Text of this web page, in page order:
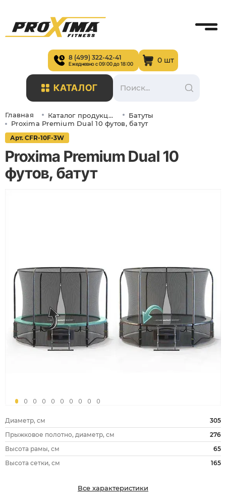
8 (499) 322-42-41
Ежедневно с 09:00 до 18:00 0 шт
КАТАЛОГ
Главная Каталог продукции
Батуты
Proxima Premium Dual 10 футов, батут
Арт. CFR-10F-3W
Proxima Premium Dual 10
футов, батут
Диаметр, см
305
Прыжковое полотно, диаметр, см
276
Высота рамы, см
65
Высота сетки, см
165
Все характеристики